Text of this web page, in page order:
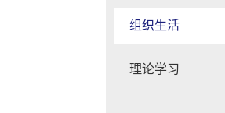
组织生活
理论学习